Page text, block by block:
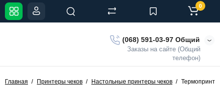
(068) 591-03-97 Общий
Заказы на сайте (Общий
телефон)
0
Главная Принтеры чеков Настольные принтеры чеков